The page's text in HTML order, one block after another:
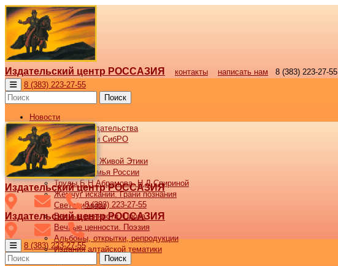
Издательский центр РОССАЗИЯ контакты написать нам
8 (383) 223-27-55
8 (383) 223-27-55
Поиск
Новости
Новости издательства
Все новости СибРО
Наши книги
Библиотека Живой Этики
Великая семья России
Труды Б.Н.Абрамова, Н.Д.Спириной
Жемчуг исканий. Грани познания
Светочи мира
Вечные ценности. Проза
Вечные ценности. Поэзия
Альбомы, открытки, репродукции
Издания алтайской тематики
Издательский центр РОССАЗИЯ
8 (383) 223-27-55
Издательский центр РОССАЗИЯ
8 (383) 223-27-55
Поиск